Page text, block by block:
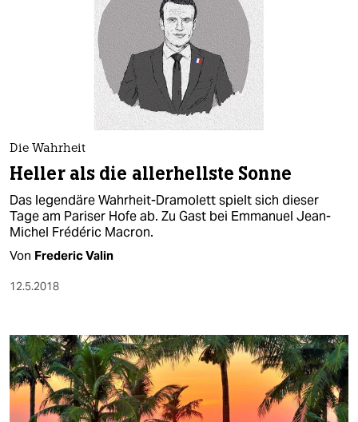
Die Wahrheit
Heller als die allerhellste Sonne
Das legendäre Wahrheit-Dramolett spielt sich dieser
Tage am Pariser Hofe ab. Zu Gast bei Emmanuel Jean-
Michel Frédéric Macron.
Von Frederic Valin
12.5.2018